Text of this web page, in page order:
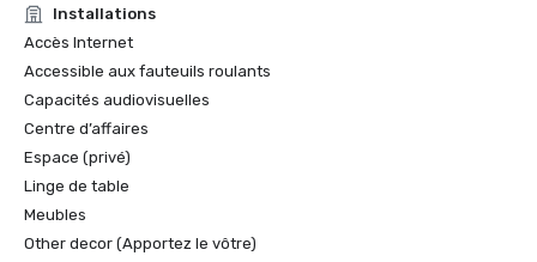
Installations
Accès Internet
Accessible aux fauteuils roulants
Capacités audiovisuelles
Centre d’affaires
Espace (privé)
Linge de table
Meubles
Other decor (Apportez le vôtre)